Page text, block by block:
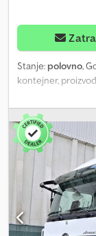
Stanje: polovno,
kontejner,
farbano u boji
idealno za
zatvorenom i na
željenu veličinu po
slike služe samo
TEHNIČKE
32A, 50Hz / 60Hz
Unutrašnjost: iz
prehrambene